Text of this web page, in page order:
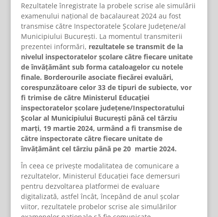
Rezultatele înregistrate la probele scrise ale simulării
examenului național de bacalaureat 2024 au fost
transmise către Inspectoratele Școlare Județene/al
Municipiului București. La momentul transmiterii
prezentei informări, rezultatele se transmit de la
nivelul inspectoratelor școlare către fiecare unitate
de învățământ sub forma cataloagelor cu notele
finale. Borderourile asociate fiecărei evaluări,
corespunzătoare celor 33 de tipuri de subiecte, vor
fi trimise de către Ministerul Educației
inspectoratelor școlare județene/Inspectoratului
Școlar al Municipiului București până cel târziu
marți, 19 martie 2024, urmând a fi transmise de
către inspectorate către fiecare unitate de
învățământ cel târziu până pe 20 martie 2024.
În ceea ce privește modalitatea de comunicare a
rezultatelor, Ministerul Educației face demersuri
pentru dezvoltarea platformei de evaluare
digitalizată, astfel încât, începând de anul școlar
viitor, rezultatele probelor scrise ale simulărilor